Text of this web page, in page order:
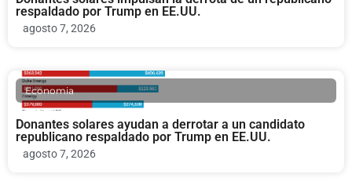
respaldado por Trump en EE.UU.
agosto 7, 2026
Economia
Donantes solares ayudan a derrotar a un candidato
republicano respaldado por Trump en EE.UU.
agosto 7, 2026